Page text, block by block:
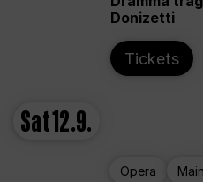
Donizetti
Tickets
Sat12.9.
Opera